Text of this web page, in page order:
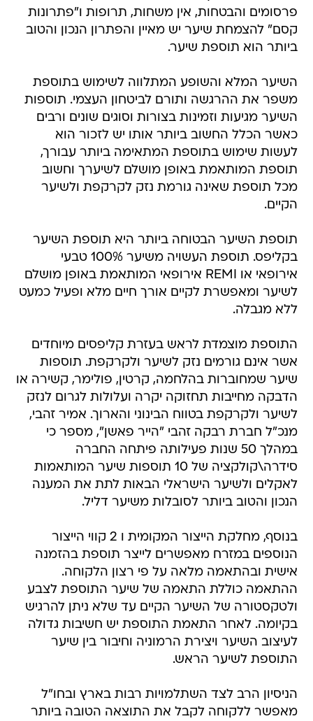
פרסומים והבטחות, אין משחות, תרופות ו"פתרונות
קסם" להצמחת שיער יש מאיין והפתרון הנכון והטוב
ביותר הוא תוספת שיער.
השיער המלא והשופע המתלווה לשימוש בתוספת
משפר את ההרגשה ותורם לביטחון העצמי. תוספות
השיער מגיעות וזמינות בצורות וסוגים שונים ורבים
כאשר הכלל החשוב ביותר אותו יש לזכור הוא
לעשות שימוש בתוספת המתאימה ביותר עבורך,
תוספת המותאמת באופן מושלם לשיערך וחשוב
מכל תוספת שאינה גורמת נזק לקרקפת ולשיער
הקיים.
תוספת השיער הבטוחה ביותר היא תוספת השיער
בקליפס. תוספת העשויה משיער 100% טבעי
אירופאי או REMI אירופאי המותאמת באופן מושלם
לשיער ומאפשרת לקיים אורך חיים מלא ופעיל כמעט
ללא מגבלה.
התוספת מוצמדת לראש בעזרת קליפסים מיוחדים
אשר אינם גורמים נזק לשיער ולקרקפת. תוספות
שיער שמחוברות בהלחמה, קרטין, פולימר, קשירה או
הדבקה מחייבות תחזוקה יקרה ועלולות לגרום לנזק
לשיער ולקרקפת בטווח הבינוני והארוך. אמיר זהבי,
מנכ"ל חברת רבקה זהבי "הייר פאשן", מספר כי
במהלך 50 שנות פעילותה פיתחה החברה
סידרה\קולקציה של 10 תוספות שיער המותאמות
לאקלים ולשיער הישראלי הבאות לתת את המענה
הנכון והטוב ביותר לסובלות משיער דליל.
בנוסף, מחלקת הייצור המקומית ו 2 קווי הייצור
הנוספים במזרח מאפשרים לייצר תוספת בהזמנה
אישית ובהתאמה מלאה על פי רצון הלקוחה.
ההתאמה כוללת התאמה של שיער התוספת לצבע
ולטקסטורה של השיער הקיים עד שלא ניתן להרגיש
בקיומה. לאחר התאמת התוספת יש חשיבות גדולה
לעיצוב השיער ויצירת הרמוניה וחיבור בין שיער
התוספת לשיער הראש.
הניסיון הרב לצד השתלמויות רבות בארץ ובחו"ל
מאפשר ללקוחה לקבל את התוצאה הטובה ביותר